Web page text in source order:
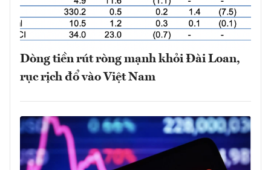
Dòng tiền rút ròng mạnh khỏi Đài Loan,
rục rịch đổ vào Việt Nam